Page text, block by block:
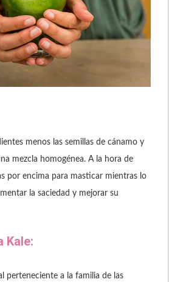
menos las semillas de cánamo y
mezcla homogénea. A la hora de
por encima para masticar mientras lo
la saciedad y mejorar su
Kale:
perteneciente a la familia de las